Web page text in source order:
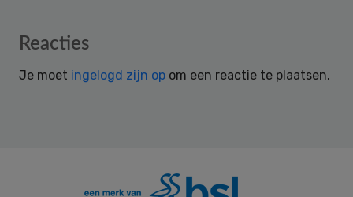
Reader
Reacties
Je moet ingelogd zijn op om een reactie te plaatsen.